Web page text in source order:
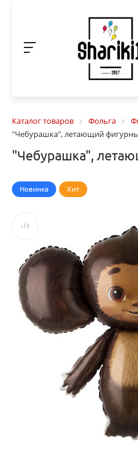
Каталог товаров Фольга
"Чебурашка", летающий
"Чебурашка",
Новинка Хит